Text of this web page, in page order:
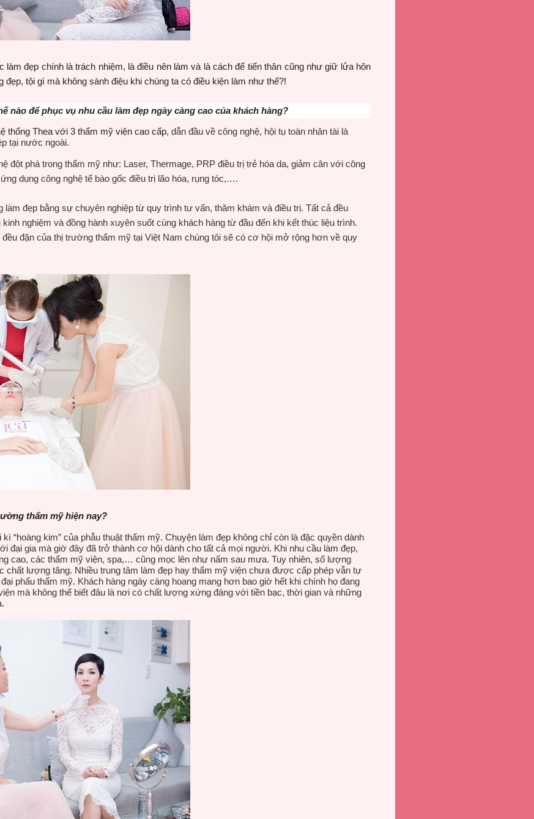
làm đẹp chính là trách nhiệm, là điều nên làm và là cách để tiến thân cũng như giữ lửa hôn
đẹp, tội gì mà không sành điệu khi chúng ta có điều kiện làm như thế?!
nào để phục vụ nhu cầu làm đẹp ngày càng cao của khách hàng?
thống Thea với 3 thẩm mỹ viện cao cấp, dẫn đầu về công nghệ, hội tụ toàn nhân tài là
tại nước ngoài.
đột phá trong thẩm mỹ như: Laser, Thermage, PRP điều trị trẻ hóa da, giảm cân với công
dụng công nghệ tế bào gốc điều trị lão hóa, rụng tóc,….
làm đẹp bằng sự chuyên nghiệp từ quy trình tư vấn, thăm khám và điều trị. Tất cả đều
nghiệm và đồng hành xuyên suốt cùng khách hàng từ đầu đến khi kết thúc liệu trình.
đặn của thị trường thẩm mỹ tại Việt Nam chúng tôi sẽ có cơ hội mở rộng hơn về quy
thẩm mỹ hiện nay?
“hoàng kim” của phẫu thuật thẩm mỹ. Chuyện làm đẹp không chỉ còn là đặc quyền dành
đại gia mà giờ đây đã trở thành cơ hội dành cho tất cả mọi người. Khi nhu cầu làm đẹp,
cao, các thẩm mỹ viện, spa,… cũng mọc lên như nấm sau mưa. Tuy nhiên, số lượng
chất lượng tăng. Nhiều trung tâm làm đẹp hay thẩm mỹ viện chưa được cấp phép vẫn tự
phẩu thẩm mỹ. Khách hàng ngày càng hoang mang hơn bao giờ hết khi chính họ đang
mà không thể biết đâu là nơi có chất lượng xứng đáng với tiền bạc, thời gian và những